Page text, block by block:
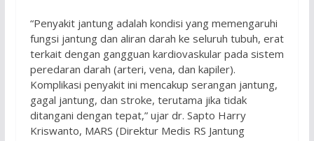
“Penyakit jantung adalah kondisi yang memengaruhi
fungsi jantung dan aliran darah ke seluruh tubuh, erat
terkait dengan gangguan kardiovaskular pada sistem
peredaran darah (arteri, vena, dan kapiler).
Komplikasi penyakit ini mencakup serangan jantung,
gagal jantung, dan stroke, terutama jika tidak
ditangani dengan tepat,” ujar dr. Sapto Harry
Kriswanto, MARS (Direktur Medis RS Jantung